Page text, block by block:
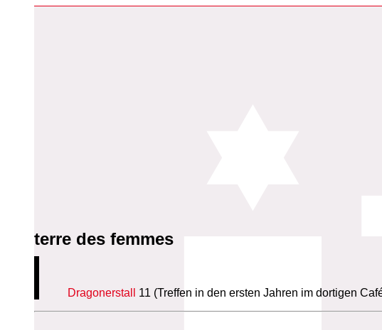
terre des femmes
Dragonerstall 11 (Treffen in den ersten Jahren im dortigen